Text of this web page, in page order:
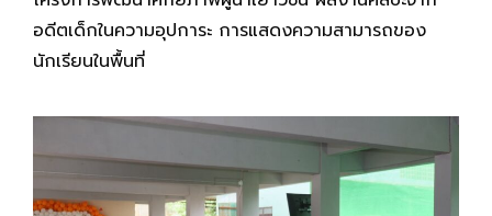
อดีตเด็กในความอุปการะ การแสดงความสามารถของ
นักเรียนในพื้นที่